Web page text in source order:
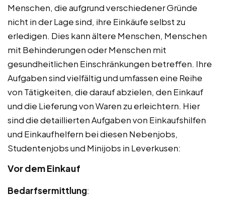
Menschen, die aufgrund verschiedener Gründe
nicht in der Lage sind, ihre Einkäufe selbst zu
erledigen. Dies kann ältere Menschen, Menschen
mit Behinderungen oder Menschen mit
gesundheitlichen Einschränkungen betreffen. Ihre
Aufgaben sind vielfältig und umfassen eine Reihe
von Tätigkeiten, die darauf abzielen, den Einkauf
und die Lieferung von Waren zu erleichtern. Hier
sind die detaillierten Aufgaben von Einkaufshilfen
und Einkaufhelfern bei diesen Nebenjobs,
Studentenjobs und Minijobs in Leverkusen:
Vor dem Einkauf
Bedarfsermittlung: